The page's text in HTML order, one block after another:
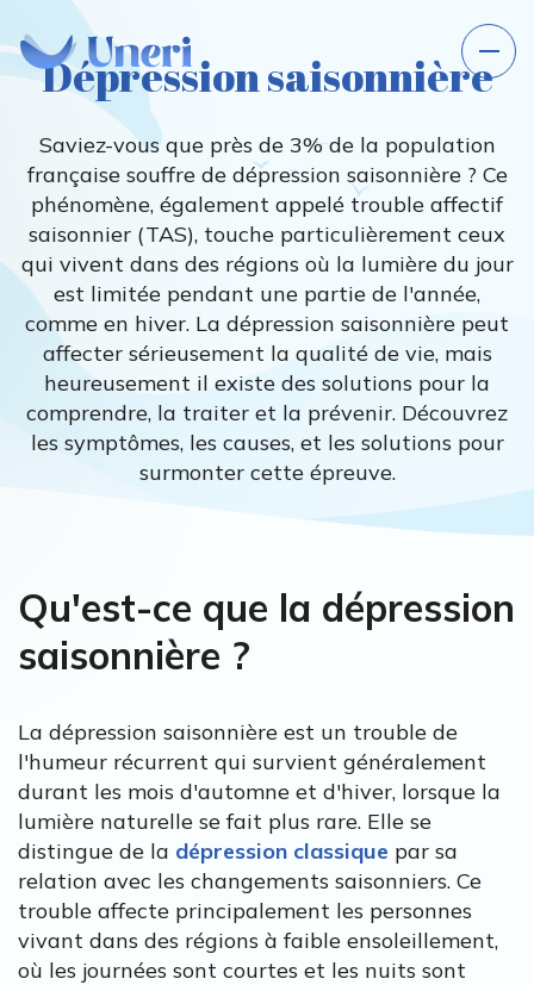
Dépression saisonnière
Saviez-vous que près de 3% de la population
française souffre de dépression saisonnière ? Ce
phénomène, également appelé trouble affectif
saisonnier (TAS), touche particulièrement ceux
qui vivent dans des régions où la lumière du jour
est limitée pendant une partie de l'année,
comme en hiver. La dépression saisonnière peut
affecter sérieusement la qualité de vie, mais
heureusement il existe des solutions pour la
comprendre, la traiter et la prévenir. Découvrez
les symptômes, les causes, et les solutions pour
surmonter cette épreuve.
Qu'est-ce que la dépression
saisonnière ?
La dépression saisonnière est un trouble de
l'humeur récurrent qui survient généralement
durant les mois d'automne et d'hiver, lorsque la
lumière naturelle se fait plus rare. Elle se
distingue de la dépression classique par sa
relation avec les changements saisonniers. Ce
trouble affecte principalement les personnes
vivant dans des régions à faible ensoleillement,
où les journées sont courtes et les nuits sont